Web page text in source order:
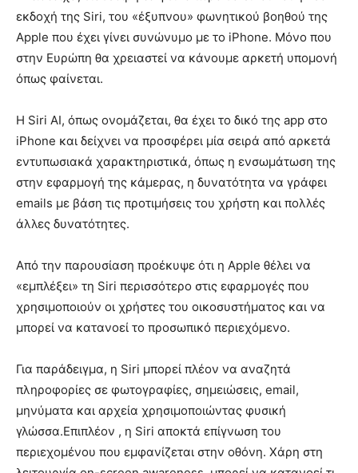
εκδοχή της Siri, του «έξυπνου» φωνητικού βοηθού της
Apple που έχει γίνει συνώνυμο με το iPhone. Μόνο που
στην Ευρώπη θα χρειαστεί να κάνουμε αρκετή υπομονή
όπως φαίνεται.
Η Siri AI, όπως ονομάζεται, θα έχει το δικό της app στο
iPhone και δείχνει να προσφέρει μία σειρά από αρκετά
εντυπωσιακά χαρακτηριστικά, όπως η ενσωμάτωση της
στην εφαρμογή της κάμερας, η δυνατότητα να γράφει
emails με βάση τις προτιμήσεις του χρήστη και πολλές
άλλες δυνατότητες.
Από την παρουσίαση προέκυψε ότι η Apple θέλει να
«εμπλέξει» τη Siri περισσότερο στις εφαρμογές που
χρησιμοποιούν οι χρήστες του οικοσυστήματος και να
μπορεί να κατανοεί το προσωπικό περιεχόμενο.
Για παράδειγμα, η Siri μπορεί πλέον να αναζητά
πληροφορίες σε φωτογραφίες, σημειώσεις, email,
μηνύματα και αρχεία χρησιμοποιώντας φυσική
γλώσσα.Επιπλέον , η Siri αποκτά επίγνωση του
περιεχομένου που εμφανίζεται στην οθόνη. Χάρη στη